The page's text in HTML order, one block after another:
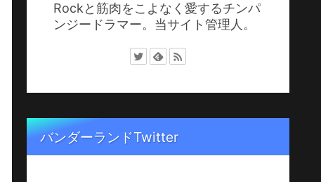
Rockと筋肉をこよなく愛するチンパ
ンジードラマー。当サイト管理人。
バンダーランドTwitter